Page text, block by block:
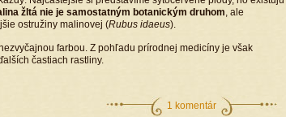
žltá nie je samostatným botanickým druhom, ale
ostružiny malinovej (Rubus idaeus).
farbou. Z pohľadu prírodnej medicíny je však
častiach rastliny.
1 komentár